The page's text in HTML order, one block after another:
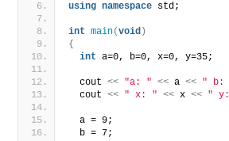
using namespace std;
int main(void )
{
int a=0, b=0, x=0, y=35;
  cout
<< "a: " << a << " b:
  cout
<< " x: " << x << "
  a = 9;
  b = 7;